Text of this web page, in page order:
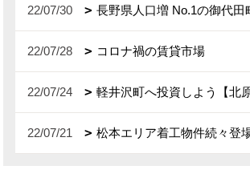
22/07/30 長野県人口増 No.1の御代田
22/07/28 コロナ禍の賃貸市場
22/07/24 軽井沢町へ投資しよう【北原
22/07/21 松本エリア着工物件続々登